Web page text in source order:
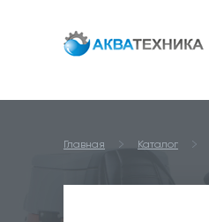
Главная Каталог